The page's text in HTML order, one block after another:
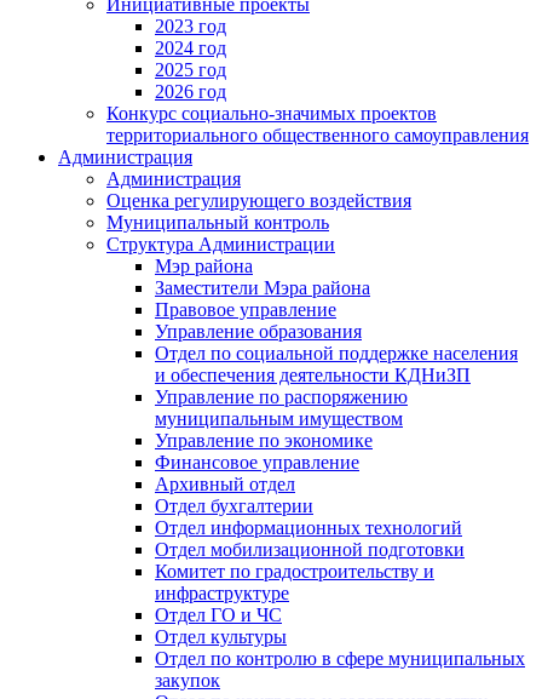
2023 год
2024 год
2025 год
2026 год
Конкурс социально-значимых проектов
территориального общественного самоуправления
Администрация
Администрация
Оценка регулирующего воздействия
Муниципальный контроль
Структура Администрации
Мэр района
Заместители Мэра района
Правовое управление
Управление образования
Отдел по социальной поддержке населения
и обеспечения деятельности КДНиЗП
Управление по распоряжению
муниципальным имуществом
Управление по экономике
Финансовое управление
Архивный отдел
Отдел бухгалтерии
Отдел информационных технологий
Отдел мобилизационной подготовки
Комитет по градостроительству и
инфраструктуре
Отдел ГО и ЧС
Отдел культуры
Отдел по контролю в сфере муниципальных
закупок